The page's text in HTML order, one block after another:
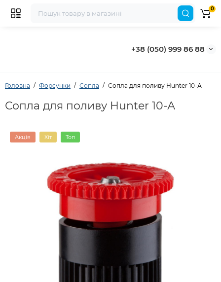
+38 (050) 999 86 88
0
Головна Форсунки Сопла Сопла для поливу Hunter 10-А
Сопла для поливу Hunter 10-А
Акція Хіт Топ